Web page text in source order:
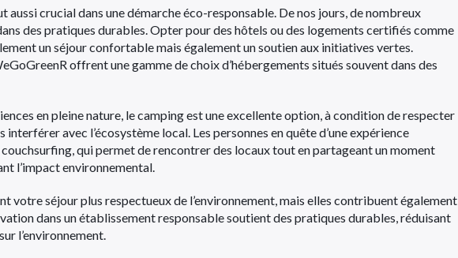
aussi crucial dans une démarche éco-responsable. De nos jours, de nombreux
des pratiques durables. Opter pour des hôtels ou des logements certifiés comme
un séjour confortable mais également un soutien aux initiatives vertes.
offrent une gamme de choix d’hébergements situés souvent dans des
en pleine nature, le camping est une excellente option, à condition de respecter
avec l’écosystème local. Les personnes en quête d’une expérience
qui permet de rencontrer des locaux tout en partageant un moment
l’impact environnemental.
votre séjour plus respectueux de l’environnement, mais elles contribuent également
dans un établissement responsable soutient des pratiques durables, réduisant
l’environnement.